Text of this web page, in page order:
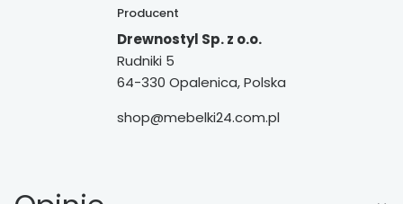
Producent
Drewnostyl Sp. z o.o.
Rudniki 5
64-330 Opalenica, Polska
shop@mebelki24.com.pl